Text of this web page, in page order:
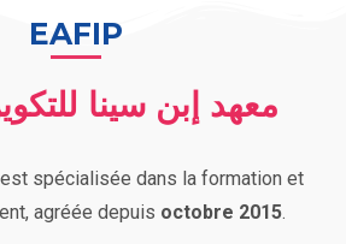
EAFIP
معهد إبن سينا
est spécialisée dans la formation et
agréée depuis octobre 2015.